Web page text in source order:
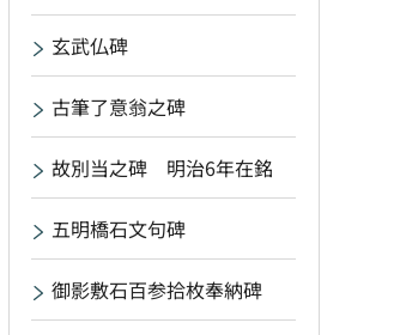
玄武仏碑
古筆了意翁之碑
故別当之碑 明治6年在銘
五明橋石文句碑
御影敷石百参拾枚奉納碑